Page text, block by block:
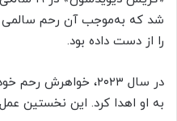
شد که به‌موجب آن رحم سالمی
را از دست داده بود.
در سال ۲۰۲۳، خواهرش
به او اهدا کرد. این نخستین